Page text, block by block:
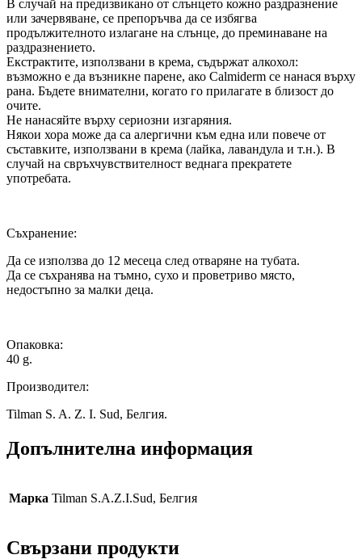
В случай на предизвикано от слънцето кожно раздразнение
или зачервяване, се препоръчва да се избягва
продължителното излагане на слънце, до преминаване на
раздразнението.
Екстрактите, използвани в крема, съдържат алкохол:
възможно е да възникне парене, ако Calmiderm се нанася върху
рана. Бъдете внимателни, когато го прилагате в близост до
очите.
Не нанасяйте върху сериозни изгаряния.
Някои хора може да са алергични към една или повече от
съставките, използвани в крема (лайка, лавандула и т.н.). В
случай на свръхчувствителност веднага прекратете
употребата.
Съхранение:
Да се използва до 12 месеца след отваряне на тубата.
Да се съхранява на тъмно, сухо и проветриво място,
недостъпно за малки деца.
Опаковка:
40 g.
Производител:
Tilman S. A. Z. I. Sud, Белгия.
Допълнителна информация
Марка Tilman S.A.Z.I.Sud, Белгия
Свързани продукти